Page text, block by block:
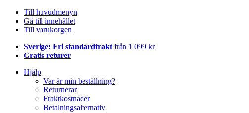
Till huvudmenyn
Gå till innehållet
Till varukorgen
Sverige: Fri standardfrakt från 1 099 kr
Gratis returer
Hjälp
Var är min beställning?
Returnerar
Fraktkostnader
Betalningsalternativ